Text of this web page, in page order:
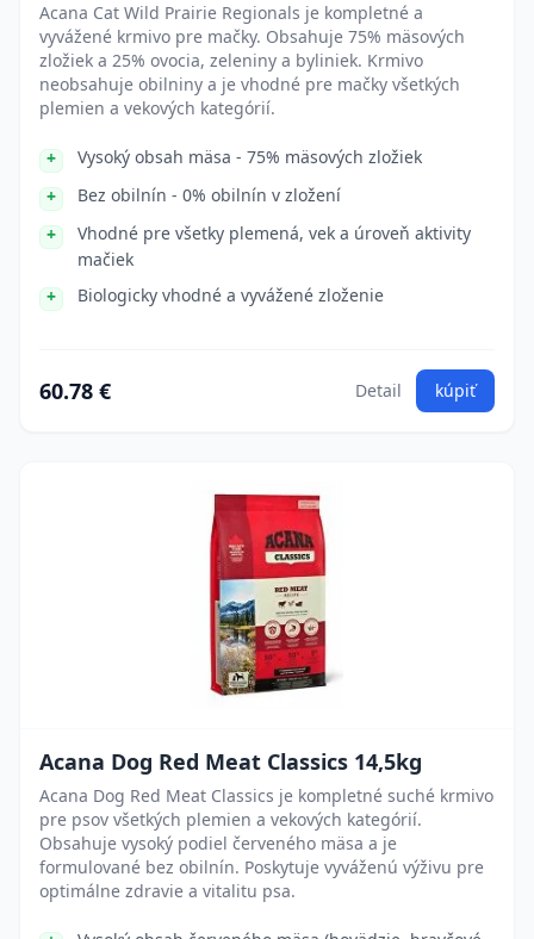
Acana Cat Wild Prairie Regionals je kompletné a
vyvážené krmivo pre mačky. Obsahuje 75% mäsových
zložiek a 25% ovocia, zeleniny a byliniek. Krmivo
neobsahuje obilniny a je vhodné pre mačky všetkých
plemien a vekových kategórií.
Vysoký obsah mäsa - 75% mäsových zložiek
Bez obilnín - 0% obilnín v zložení
Vhodné pre všetky plemená, vek a úroveň aktivity
mačiek
Biologicky vhodné a vyvážené zloženie
60.78 € Detail kúpiť
Acana Dog Red Meat Classics 14,5kg
Acana Dog Red Meat Classics je kompletné suché krmivo
pre psov všetkých plemien a vekových kategórií.
Obsahuje vysoký podiel červeného mäsa a je
formulované bez obilnín. Poskytuje vyváženú výživu pre
optimálne zdravie a vitalitu psa.